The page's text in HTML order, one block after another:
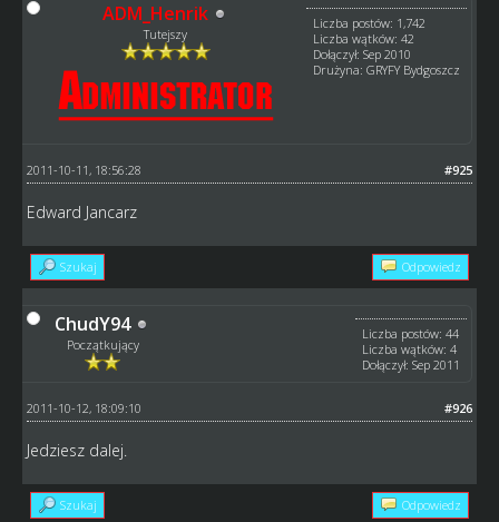
ADM_Henrik
Tutejszy
Liczba postów: 1,742
Liczba wątków: 42
Dołączył: Sep 2010
Drużyna: GRYFY Bydgoszcz
#925
2011-10-11, 18:56:28
Edward Jancarz
Szukaj Odpowiedz
ChudY94
Początkujący
Liczba postów: 44
Liczba wątków: 4
Dołączył: Sep 2011
#926
2011-10-12, 18:09:10
Jedziesz dalej.
Szukaj Odpowiedz